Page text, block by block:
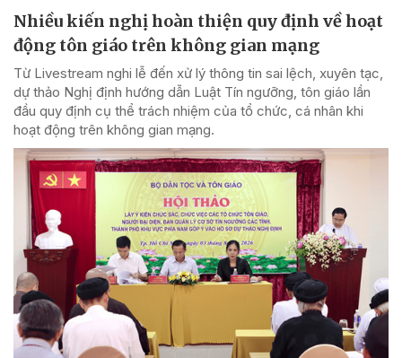
Nhiều kiến nghị hoàn thiện quy định về hoạt
động tôn giáo trên không gian mạng
Từ Livestream nghi lễ đến xử lý thông tin sai lệch, xuyên tạc,
dự thảo Nghị định hướng dẫn Luật Tín ngưỡng, tôn giáo lần
đầu quy định cụ thể trách nhiệm của tổ chức, cá nhân khi
hoạt động trên không gian mạng.